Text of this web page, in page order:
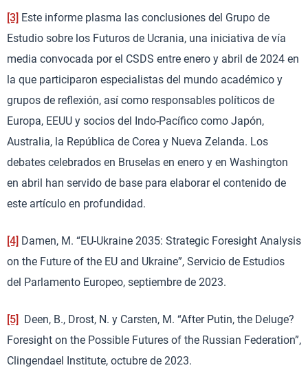
[3] Este informe plasma las conclusiones del Grupo de
Estudio sobre los Futuros de Ucrania, una iniciativa de vía
media convocada por el CSDS entre enero y abril de 2024 en
la que participaron especialistas del mundo académico y
grupos de reflexión, así como responsables políticos de
Europa, EEUU y socios del Indo-Pacífico como Japón,
Australia, la República de Corea y Nueva Zelanda. Los
debates celebrados en Bruselas en enero y en Washington
en abril han servido de base para elaborar el contenido de
este artículo en profundidad.
[4] Damen, M. “EU-Ukraine 2035: Strategic Foresight Analysis
on the Future of the EU and Ukraine”, Servicio de Estudios
del Parlamento Europeo, septiembre de 2023.
[5] Deen, B., Drost, N. y Carsten, M. “After Putin, the Deluge?
Foresight on the Possible Futures of the Russian Federation”,
Clingendael Institute, octubre de 2023.